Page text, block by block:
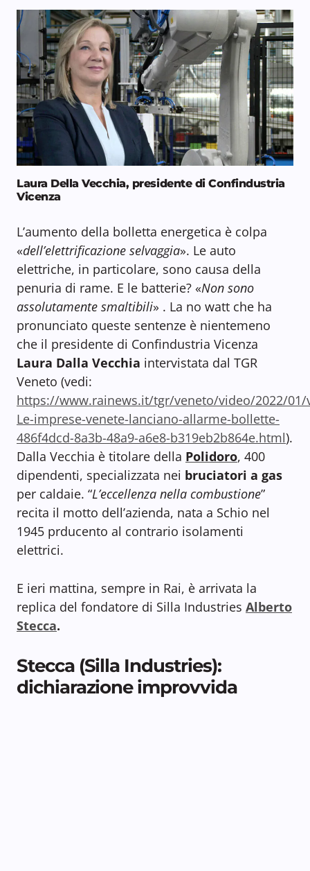
Laura Della Vecchia, presidente di Confindustria
Vicenza
L’aumento della bolletta energetica è colpa
«dell’elettrificazione selvaggia». Le auto
elettriche, in particolare, sono causa della
penuria di rame. E le batterie? «Non sono
assolutamente smaltibili» . La no watt che ha
pronunciato queste sentenze è nientemeno
che il presidente di Confindustria Vicenza
Laura Dalla Vecchia intervistata dal TGR
Veneto (vedi:
https://www.rainews.it/tgr/veneto/video/2022/01/
Le-imprese-venete-lanciano-allarme-bollette-
486f4dcd-8a3b-48a9-a6e8-b319eb2b864e.html).
Dalla Vecchia è titolare della Polidoro, 400
dipendenti, specializzata nei bruciatori a gas
per caldaie. “L’eccellenza nella combustione”
recita il motto dell’azienda, nata a Schio nel
1945 prducento al contrario isolamenti
elettrici.
E ieri mattina, sempre in Rai, è arrivata la
replica del fondatore di Silla Industries Alberto
Stecca.
Stecca (Silla Industries):
dichiarazione improvvida